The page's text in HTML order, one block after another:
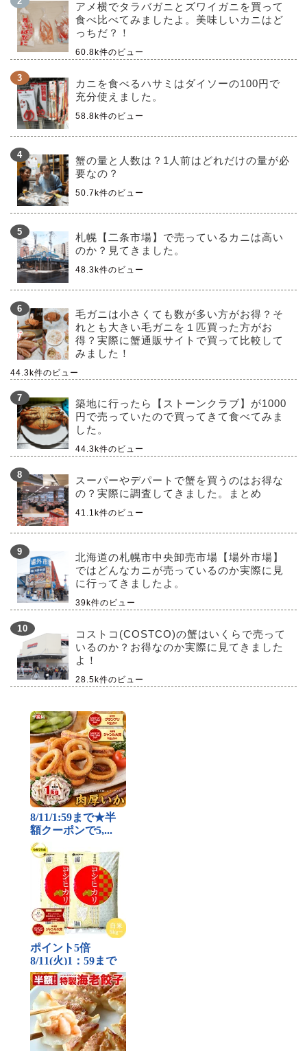
アメ横でタラバガニとズワイガニを買って
食べ比べてみましたよ。美味しいカニはど
っちだ？！
60.8k件のビュー
カニを食べるハサミはダイソーの100円で
充分使えました。
58.8k件のビュー
蟹の量と人数は？1人前はどれだけの量が必
要なの？
50.7k件のビュー
札幌【二条市場】で売っているカニは高い
のか？見てきました。
48.3k件のビュー
毛ガニは小さくても数が多い方がお得？そ
れとも大きい毛ガニを１匹買った方がお
得？実際に蟹通販サイトで買って比較して
みました！
44.3k件のビュー
築地に行ったら【ストーンクラブ】が1000
円で売っていたので買ってきて食べてみま
した。
44.3k件のビュー
スーパーやデパートで蟹を買うのはお得な
の？実際に調査してきました。まとめ
41.1k件のビュー
北海道の札幌市中央卸売市場【場外市場】
ではどんなカニが売っているのか実際に見
に行ってきましたよ。
39k件のビュー
コストコ(COSTCO)の蟹はいくらで売って
いるのか？お得なのか実際に見てきました
よ！
28.5k件のビュー